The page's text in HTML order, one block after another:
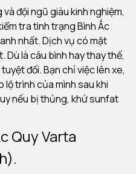
đội ngũ giàu kinh nghiệm,
tra tình trạng Bình Ắc
nhất. Dịch vụ có mặt
Dù là câu bình hay thay thế,
đối. Bạn chỉ việc lên xe,
lộ trình của mình sau khi
nếu bị thủng, khử sunfat
Quy Varta